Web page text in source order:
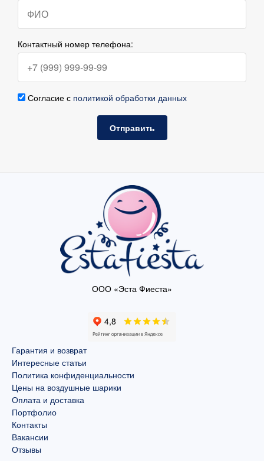
Контактный номер телефона:
Согласие с политикой обработки данных
Отправить
ООО «Эста Фиеста»
Гарантия и возврат
Интересные статьи
Политика конфиденциальности
Цены на воздушные шарики
Оплата и доставка
Портфолио
Контакты
Вакансии
Отзывы